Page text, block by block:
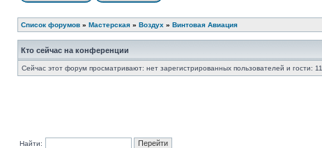
Список форумов » Мастерская » Воздух » Винтовая Авиация
Кто сейчас на конференции
Сейчас этот форум просматривают: нет зарегистрированных пользователей и гости: 11
Найти: